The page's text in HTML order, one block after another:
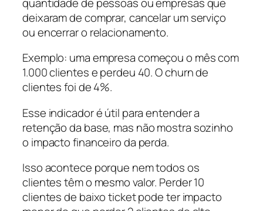
deixaram de comprar, cancelar um serviço
ou encerrar o relacionamento.
Exemplo: uma empresa começou o mês com
1.000 clientes e perdeu 40. O churn de
clientes foi de 4%.
Esse indicador é útil para entender a
retenção da base, mas não mostra sozinho
o impacto financeiro da perda.
Isso acontece porque nem todos os
clientes têm o mesmo valor. Perder 10
clientes de baixo ticket pode ter impacto